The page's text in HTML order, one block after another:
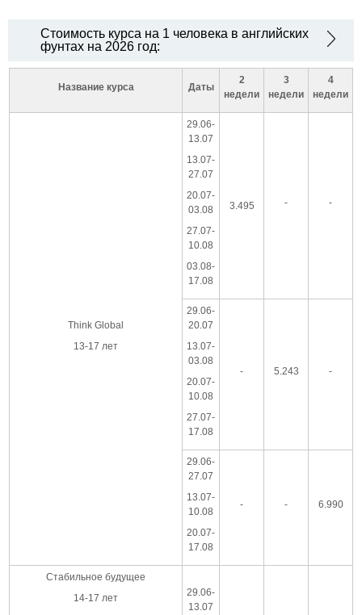
Стоимость курса на 1 человека в английских
фунтах на 2026 год:
Название курса Даты
2
недели
3
недели
4
недели
Think Global
13-17 лет
29.06-
13.07
13.07-
27.07
20.07-
03.08
27.07-
10.08
03.08-
17.08
3.495 - -
29.06-
20.07
13.07-
03.08
20.07-
10.08
27.07-
17.08
- 5.243 -
29.06-
27.07
13.07-
10.08
20.07-
17.08
- - 6.990
Стабильное будущее
14-17 лет
29.06-
13.07